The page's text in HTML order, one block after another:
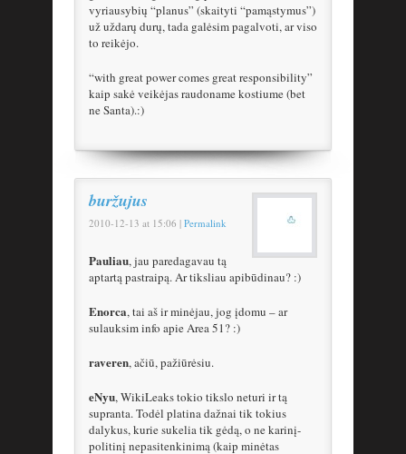
vyriausybių “planus” (skaityti “pamąstymus”)
už uždarų durų, tada galėsim pagalvoti, ar viso
to reikėjo.
“with great power comes great responsibility”
kaip sakė veikėjas raudoname kostiume (bet
ne Santa).:)
buržujus
2010-12-13 at 15:06 | Permalink
Pauliau, jau paredagavau tą
aptartą pastraipą. Ar tiksliau apibūdinau? :)
Enorca, tai aš ir minėjau, jog įdomu – ar
sulauksim info apie Area 51? :)
raveren, ačiū, pažiūrėsiu.
eNyu, WikiLeaks tokio tikslo neturi ir tą
supranta. Todėl platina dažnai tik tokius
dalykus, kurie sukelia tik gėdą, o ne karinį-
politinį nepasitenkinimą (kaip minėtas